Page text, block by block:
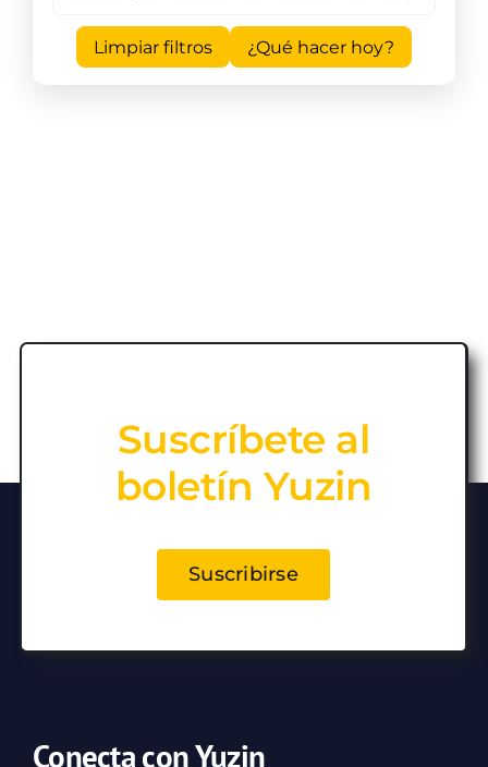
Limpiar filtros ¿Qué hacer hoy?
Suscríbete al
boletín Yuzin
Suscribirse
Conecta con Yuzin